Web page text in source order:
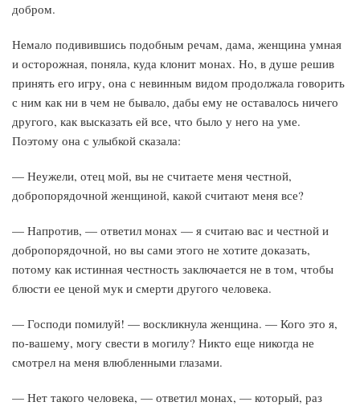
добром.
Немало подивившись подобным речам, дама, женщина умная
и осторожная, поняла, куда клонит монах. Но, в душе решив
принять его игру, она с невинным видом продолжала говорить
с ним как ни в чем не бывало, дабы ему не оставалось ничего
другого, как высказать ей все, что было у него на уме.
Поэтому она с улыбкой сказала:
— Неужели, отец мой, вы не считаете меня честной,
добропорядочной женщиной, какой считают меня все?
— Напротив, — ответил монах — я считаю вас и честной и
добропорядочной, но вы сами этого не хотите доказать,
потому как истинная честность заключается не в том, чтобы
блюсти ее ценой мук и смерти другого человека.
— Господи помилуй! — воскликнула женщина. — Кого это я,
по-вашему, могу свести в могилу? Никто еще никогда не
смотрел на меня влюбленными глазами.
— Нет такого человека, — ответил монах, — который, раз